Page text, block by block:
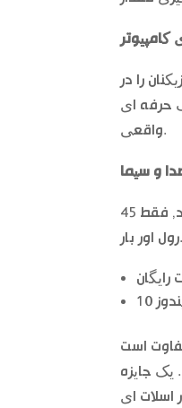
کامپیوتر
را در
حرفه ای
واقعی.
و سیما
دستگاه های حافظه استودیو الک همیشه شما را با طراحی سفارشی و ویژگی های اصلی خود لذت می برند, فقط 45
رول اور بار.
10
یک جایزه
اسلات ای